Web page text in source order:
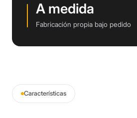
A medida
Fabricación propia bajo pedido
Características